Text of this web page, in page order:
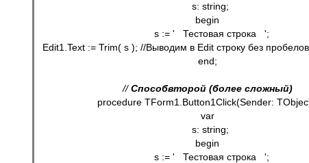
s: string;
begin
s := '   Тестовая строка   ';
Edit1.Text := Trim( s ); //Выводим в Edit строку без
end;
// Способвторой (более сложный)
procedure TForm1.Button1Click(Sender:
var
s: string;
begin
s := '   Тестовая строка   ';